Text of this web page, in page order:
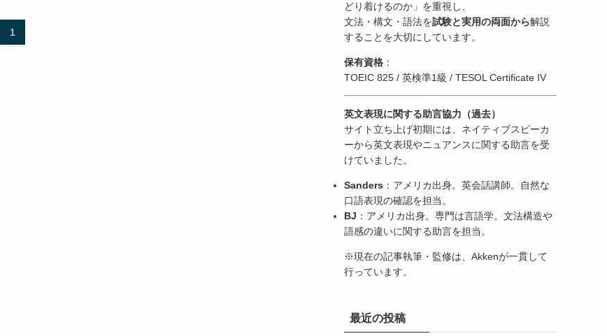
1
どり着けるのか」を重視し、
文法・構文・語法を試験と実用の両面から解説
することを大切にしています。
保有資格 ：
TOEIC 825 / 英検準1級 / TESOL Certificate IV
英文表現に関する助言協力（過去）
サイト立ち上げ初期には、ネイティブスピーカ
ーから英文表現やニュアンスに関する助言を受
けていました。
Sanders ：アメリカ出身。英会話講師。自然な
口語表現の確認を担当。
BJ ：アメリカ出身。専門は言語学。文法構造や
語感の違いに関する助言を担当。
※現在の記事執筆・監修は、Akkenが一貫して
行っています。
最近の投稿